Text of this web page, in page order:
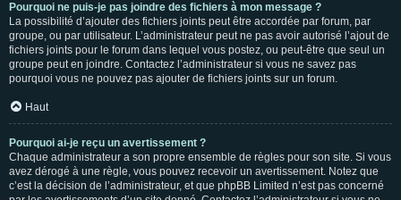
Pourquoi ne puis-je pas joindre des fichiers à mon message ?
La possibilité d’ajouter des fichiers joints peut être accordée par forum, par
groupe, ou par utilisateur. L’administrateur peut ne pas avoir autorisé l’ajout de
fichiers joints pour le forum dans lequel vous postez, ou peut-être que seul un
groupe peut en joindre. Contactez l’administrateur si vous ne savez pas
pourquoi vous ne pouvez pas ajouter de fichiers joints sur un forum.
Haut
Pourquoi ai-je reçu un avertissement ?
Chaque administrateur a son propre ensemble de règles pour son site. Si vous
avez dérogé à une règle, vous pouvez recevoir un avertissement. Notez que
c’est la décision de l’administrateur, et que phpBB Limited n’est pas concerné